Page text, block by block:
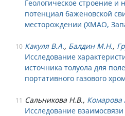
Геологическое строение
потенциал баженовской
месторождении (ХМАО,
10 Какуля В.А., Балдин М.Н.,
Исследование
источника толуола для
портативного газового
11 Сальникова Н.В., Комарова
Исследование